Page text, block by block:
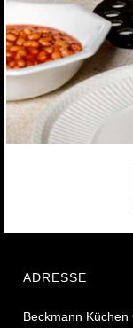
ADRESSE
Beckmann Küchen